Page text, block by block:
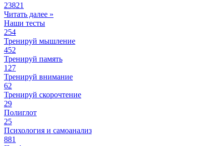
23821
Читать далее »
Наши тесты
254
Тренируй мышление
452
Тренируй память
127
Тренируй внимание
62
Тренируй скорочтение
29
Полиглот
25
Психология и самоанализ
881